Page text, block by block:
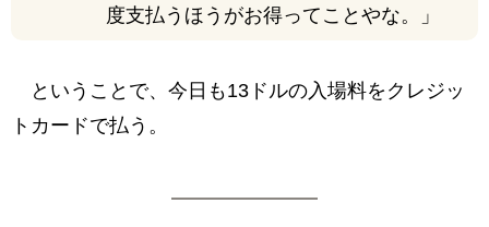
度支払うほうがお得ってことやな。」
ということで、今日も13ドルの入場料をクレジッ
トカードで払う。